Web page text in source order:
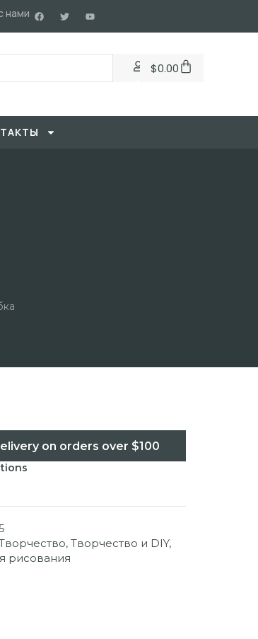
нами
$0.00
on orders over $100
, Творчество и DIY,
рисования